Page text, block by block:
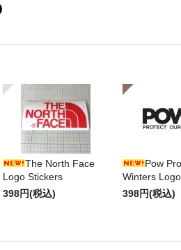
The North Face
Logo Stickers
398円(税込)
Pow
Winters
398円(税込)